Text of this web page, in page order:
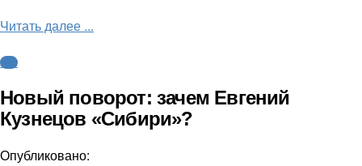
Читать далее ...
КХЛ
Новый поворот: зачем Евгений
Кузнецов «Сибири»?
Опубликовано: